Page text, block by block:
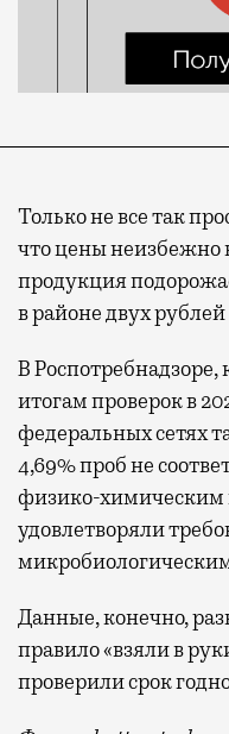
Только не все так
что цены неизбежно
продукция
в районе двух рублей
В Роспотребнадзоре,
итогам проверок в
федеральных сетях
4,69% проб не
физико-химическим
удовлетворяли
Данные, конечно,
правило «взяли в
проверили срок